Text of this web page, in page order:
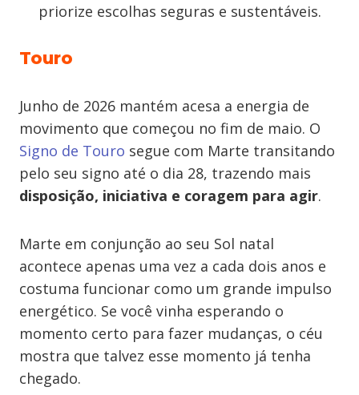
priorize escolhas seguras e sustentáveis.
Touro
Junho de 2026 mantém acesa a energia de
movimento que começou no fim de maio. O
Signo de Touro segue com Marte transitando
pelo seu signo até o dia 28, trazendo mais
disposição, iniciativa e coragem para agir.
Marte em conjunção ao seu Sol natal
acontece apenas uma vez a cada dois anos e
costuma funcionar como um grande impulso
energético. Se você vinha esperando o
momento certo para fazer mudanças, o céu
mostra que talvez esse momento já tenha
chegado.